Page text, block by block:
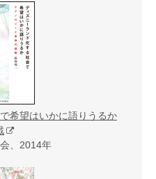
希望はいかに語りうるか
、2014年